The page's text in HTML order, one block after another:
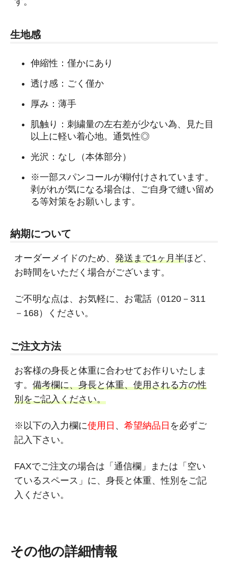
生地感
伸縮性：僅かにあり
透け感：ごく僅か
厚み：薄手
肌触り：刺繍量の左右差が少ない為、見た目
以上に軽い着心地。通気性◎
光沢：なし（本体部分）
※一部スパンコールが糊付けされています。
剥がれが気になる場合は、ご自身で縫い留め
る等対策をお願いします。
納期について
オーダーメイドのため、 発送まで1ヶ月半ほど、
お時間をいただく場合がございます。
ご不明な点は、お気軽に、お電話（0120－311
－168）ください。
ご注文方法
お客様の身長と体重に合わせてお作りいたしま
す。 備考欄に、身長と体重、使用される方の性
別をご記入ください。
※以下の入力欄に使用日 、 希望納品日 を必ずご
記入下さい。
FAXでご注文の場合は「通信欄」または「空い
ているスペース」に、身長と体重、性別をご記
入ください。
その他の詳細情報